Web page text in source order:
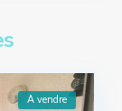
A vendre